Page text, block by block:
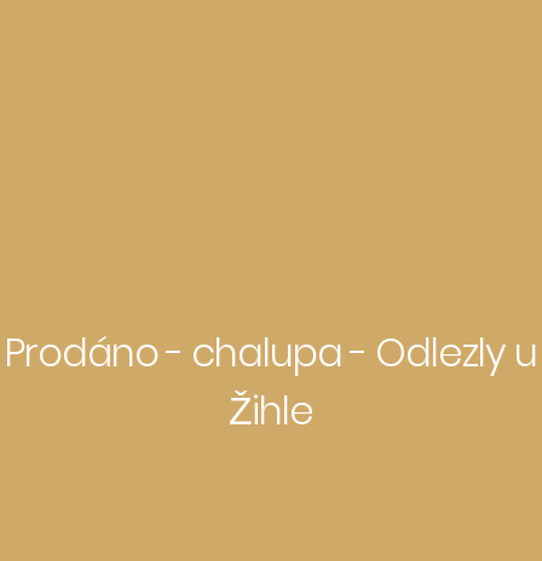
Prodáno - chalupa - Odlezly u
Žihle